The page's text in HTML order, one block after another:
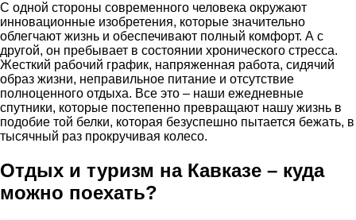
С одной стороны современного человека окружают
инновационные изобретения, которые значительно
облегчают жизнь и обеспечивают полный комфорт. А с
другой, он пребывает в состоянии хронического стресса.
Жесткий рабочий график, напряженная работа, сидячий
образ жизни, неправильное питание и отсутствие
полноценного отдыха. Все это – наши ежедневные
спутники, которые постепенно превращают нашу жизнь в
подобие той белки, которая безуспешно пытается бежать, в
тысячный раз прокручивая колесо.
Отдых и туризм на Кавказе – куда
можно поехать?